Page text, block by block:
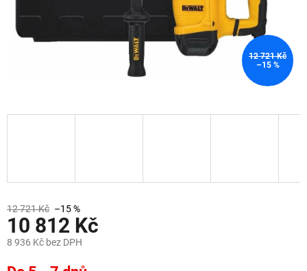
12 721 Kč
–15 %
12 721 Kč –15 %
10 812 Kč
8 936 Kč bez DPH